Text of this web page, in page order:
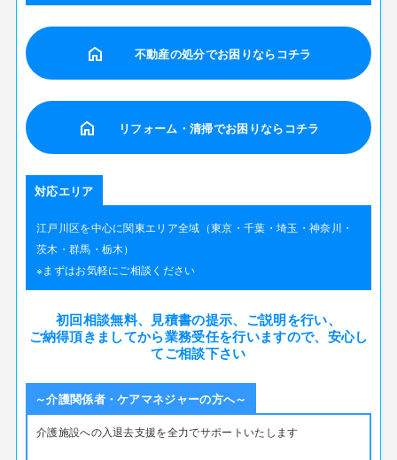
home 不動産の処分でお困りならコチラ
home リフォーム・清掃でお困りならコチラ
対応エリア
江戸川区を中心に関東エリア全域（東京・千葉・埼玉・神奈川・
茨木・群馬・栃木）
※まずはお気軽にご相談ください
初回相談無料、見積書の提示、ご説明を行い、
ご納得頂きましてから業務受任を行いますので、安心し
てご相談下さい
～介護関係者・ケアマネジャーの方へ～
介護施設への入退去支援を全力でサポートいたします